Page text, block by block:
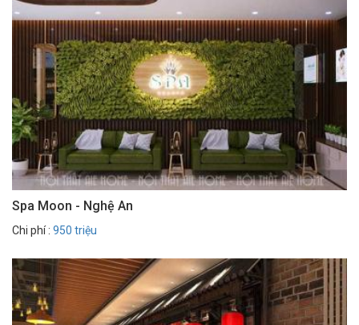
Spa Moon - Nghệ An
Chi phí : 950 triệu